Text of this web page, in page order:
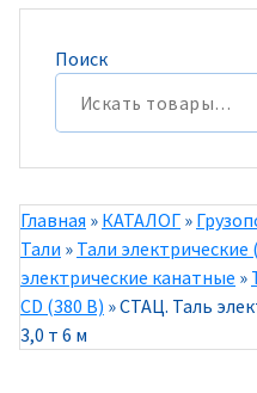
Поиск
Главная » КАТАЛОГ »
Тали » Тали
электрические канатные »
CD (380 В) »СТАЦ. Таль
3,0 т 6 м